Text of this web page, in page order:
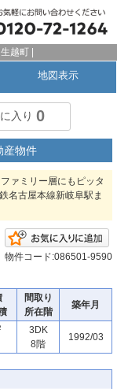
越町 |
地図表示
入り 0
産物件
ァミリー層にもピッタ
名古屋本線新岐阜駅ま
物件コード:086501-9590
間取り
所在階
築年月
3DK
8階
1992/03